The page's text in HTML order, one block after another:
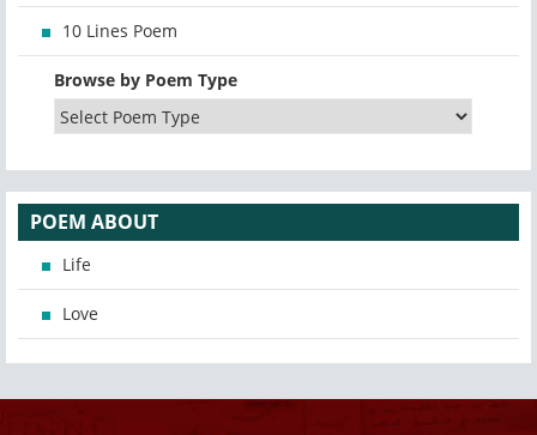
10 Lines Poem
Browse by Poem Type
POEM ABOUT
Life
Love